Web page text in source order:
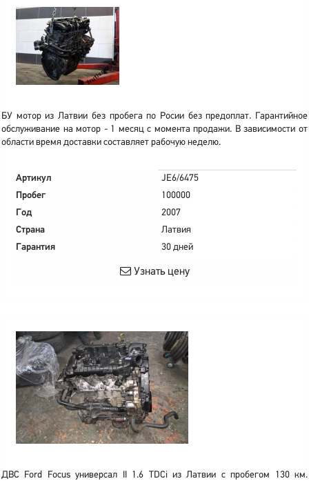
БУ мотор из Латвии без пробега по Росии без предоплат. Гарантийное
обслуживание на мотор - 1 месяц с момента продажи. В зависимости от
области время доставки составляет рабочую неделю.
Артикул
JE6/6475
Пробег
100000
Год
2007
Страна
Латвия
Гарантия
30 дней
Узнать цену
ДВС Ford Focus универсал II 1.6 TDCi из Латвии с пробегом 130 км.